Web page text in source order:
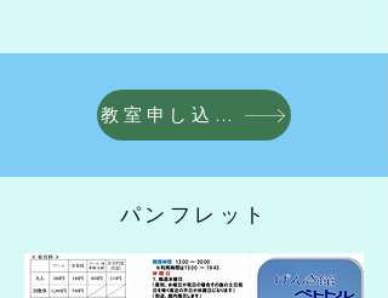
教室申し込みフォーム
​パンフレット